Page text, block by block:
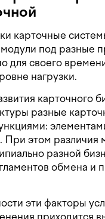
карточные
под разные
для своего
нагрузки.
карточного
разные
При этом различия
разной
обмена и
эти факторы
приходится